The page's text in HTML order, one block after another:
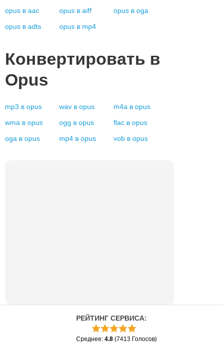
opus в aac opus в aiff opus в oga
opus в adts opus в mp4
Конвертировать в
Opus
mp3 в opus wav в opus m4a в opus
wma в opus ogg в opus flac в opus
oga в opus mp4 в opus vob в opus
РЕЙТИНГ СЕРВИСА:
Среднее: 4.8 (7413 Голосов)